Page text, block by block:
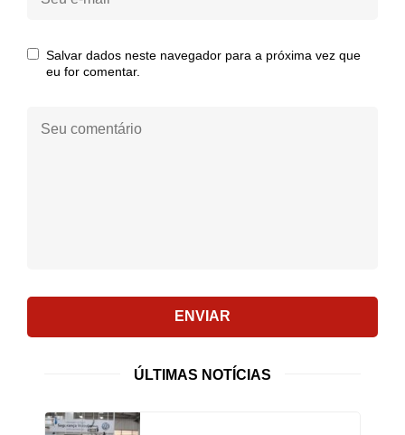
Salvar dados neste navegador para a próxima vez que
eu for comentar.
comentário:
ENVIAR
ÚLTIMAS NOTÍCIAS